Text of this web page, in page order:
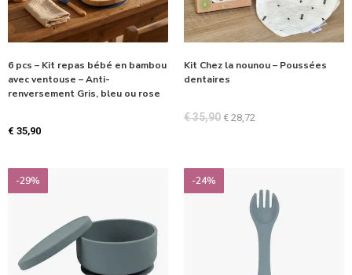
6 pcs – Kit repas bébé en bambou
avec ventouse – Anti-
renversement Gris, bleu ou rose
€ 35,90
Kit Chez la nounou – Poussées
dentaires
€35,90 € 28,72
-29% -24%